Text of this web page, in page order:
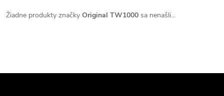
Žiadne produkty značky Original TW1000 sa nenašli...